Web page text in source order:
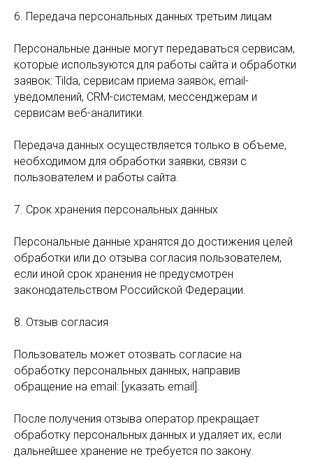
6. Передача персональных данных третьим лицам
Персональные данные могут передаваться сервисам,
которые используются для работы сайта и обработки
заявок: Tilda, сервисам приема заявок, email-
уведомлений, CRM-системам, мессенджерам и
сервисам веб-аналитики.
Передача данных осуществляется только в объеме,
необходимом для обработки заявки, связи с
пользователем и работы сайта.
7. Срок хранения персональных данных
Персональные данные хранятся до достижения целей
обработки или до отзыва согласия пользователем,
если иной срок хранения не предусмотрен
законодательством Российской Федерации.
8. Отзыв согласия
Пользователь может отозвать согласие на
обработку персональных данных, направив
обращение на email: [указать email].
После получения отзыва оператор прекращает
обработку персональных данных и удаляет их, если
дальнейшее хранение не требуется по закону.